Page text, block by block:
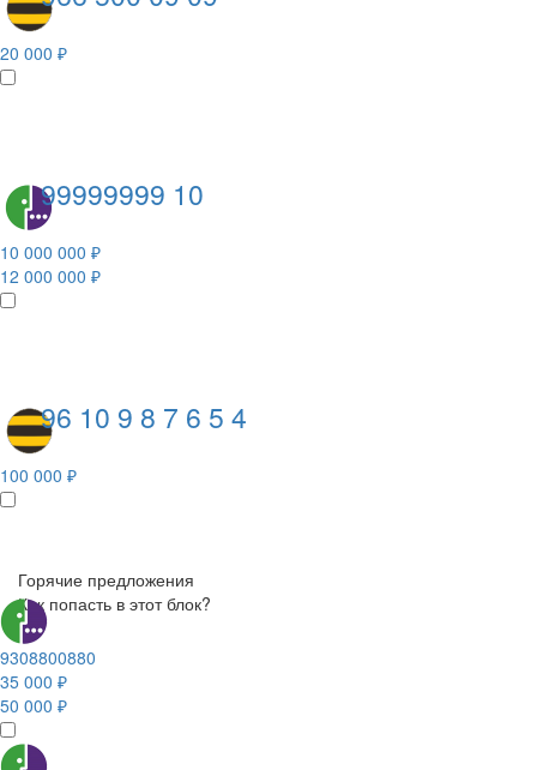
20 000 ₽
99999999 10
10 000 000 ₽
12 000 000 ₽
96 10 9 8 7 6 5 4
100 000 ₽
Горячие предложения
Как попасть в этот блок?
9308800880
35 000 ₽
50 000 ₽